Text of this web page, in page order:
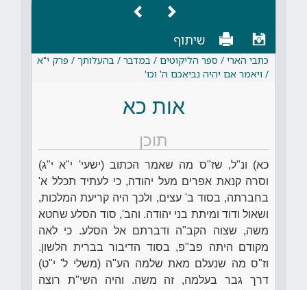
שיתוף
כתבי הארי / ספר הליקוטים / במדבר / בהעלותך / פרק י"א
/ ויאמר אם יהיה נביאכם ה' וכו'
אות כא
תוכן
כא) ונ"ל, שז"ס מה שאמר הכתוב (ישעי' י"א י"ג)
וסרה קנאת אפרים מעל יהודה, כי לעתיד תכלל א'
בחברתה, בסוד ב' עצים, ולכך היה קריעת המלכות,
ושאול ודוד ומיתת בני יהודה. והב', סוד הסלע שחטא
משה, שצוה הקב"ה ודברתם אל הסלע. כי לאה
מקודם היתה פב"פ, בסוד הדיבור בברית הלשון.
וז"ס מה שנעלם מאת שלמה הע"ה (משלי ל' י"ט)
דרך גבר בעלמה, זה משה. והיה השי"ת רוצה